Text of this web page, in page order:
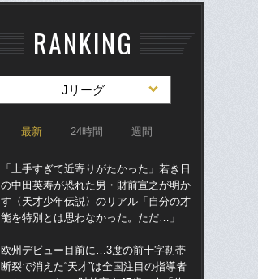
RANKING
Jリーグ
最新 24時間 週間
「上手すぎて近寄りがたかった」若き日
の中田英寿が恐れた男・財前宣之が明か
す〈天才少年伝説〉のリアル「自分の才
能を特別とは思わなかった。ただ…」
欧州デビュー目前に…3度の前十字靭帯
断裂で消えた“天才”は全国注目の指導者